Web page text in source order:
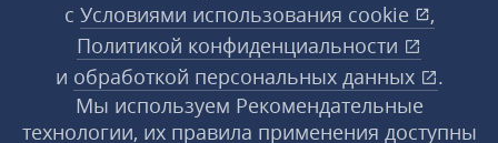
с Условиями использования cookie
,
Политикой конфиденциальности
и обработкой персональных данных
.
Мы используем Рекомендательные
технологии, их правила применения доступны